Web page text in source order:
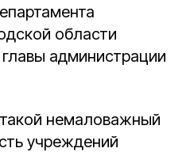
области
администрации
немаловажный
учреждений